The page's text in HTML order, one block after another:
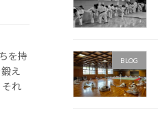
を持
え
れ
BLOG